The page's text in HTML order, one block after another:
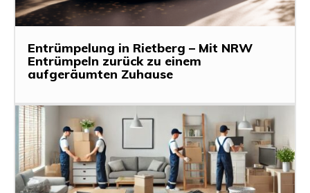
Entrümpelung in Rietberg – Mit NRW
Entrümpeln zurück zu einem
aufgeräumten Zuhause